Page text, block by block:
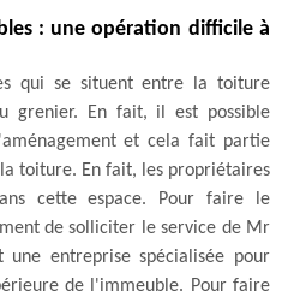
: une opération difficile à
qui se situent entre la toiture
grenier. En fait, il est possible
et cela fait partie
toiture. En fait, les propriétaires
cette espace. Pour faire le
de solliciter le service de Mr
une entreprise spécialisée pour
de l'immeuble. Pour faire